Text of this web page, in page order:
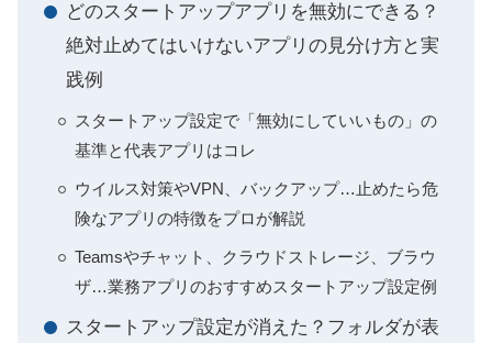
どのスタートアップアプリを無効にできる？
絶対止めてはいけないアプリの見分け方と実
践例
スタートアップ設定で「無効にしていいもの」の
基準と代表アプリはコレ
ウイルス対策やVPN、バックアップ…止めたら危
険なアプリの特徴をプロが解説
Teamsやチャット、クラウドストレージ、ブラウ
ザ…業務アプリのおすすめスタートアップ設定例
スタートアップ設定が消えた？フォルダが表